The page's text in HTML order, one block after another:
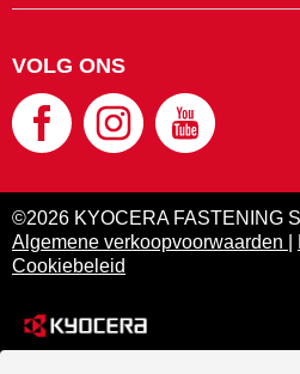
VOLG ONS
©2026 KYOCERA FASTENING
Algemene verkoopvoorwaarden
Cookiebeleid